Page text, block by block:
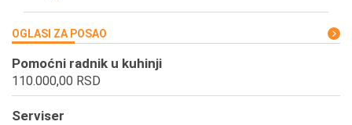
OGLASI ZA POSAO
Pomoćni radnik u kuhinji
110.000,00 RSD
Serviser